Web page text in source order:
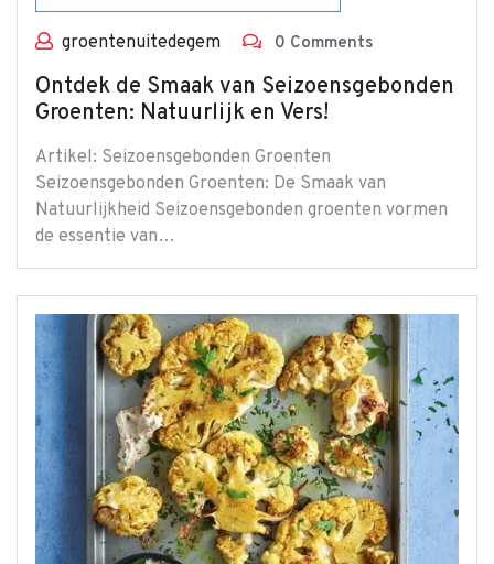
groentenuitedegem 0 Comments
Ontdek de Smaak van Seizoensgebonden
Groenten: Natuurlijk en Vers!
Artikel: Seizoensgebonden Groenten
Seizoensgebonden Groenten: De Smaak van
Natuurlijkheid Seizoensgebonden groenten vormen
de essentie van…